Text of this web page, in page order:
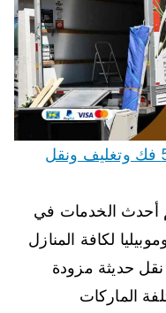
نقل عفش الفنيطيس 50993766 فك وتغليف ونقل
أحدث الخدمات في
لكافة المنازل
حديثة مزودة
الماركات